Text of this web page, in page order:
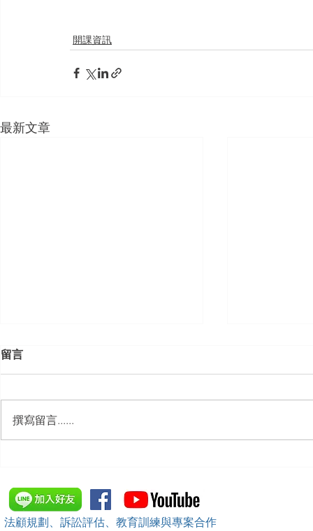
開課資訊
最新文章
座談會(桃園場)）邀請本所所
長 邱靖棠律師擔任《2026 勞
留言
撰寫留言......
法顧規劃、訴訟評估、教育訓練與專案合作